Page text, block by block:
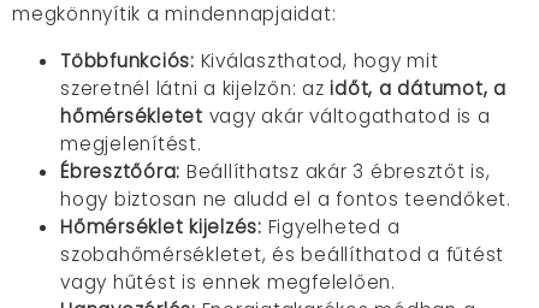
megkönnyítik a mindennapjaidat:
Többfunkciós: Kiválaszthatod, hogy mit
szeretnél látni a kijelzőn: az időt, a dátumot, a
hőmérsékletet vagy akár váltogathatod is a
megjelenítést.
Ébresztőóra: Beállíthatsz akár 3 ébresztőt is,
hogy biztosan ne aludd el a fontos teendőket.
Hőmérséklet kijelzés: Figyelheted a
szobahőmérsékletet, és beállíthatod a fűtést
vagy hűtést is ennek megfelelően.